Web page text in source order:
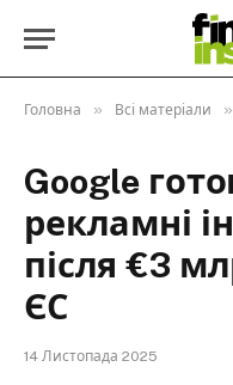
Головна » Всі матеріали »
Google
рекламні
після €3
ЄС
14 Листопада 2025